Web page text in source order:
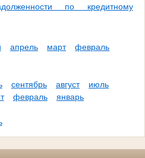
по кредитному
апрель март
февраль
сентябрь август
июль
февраль
январь